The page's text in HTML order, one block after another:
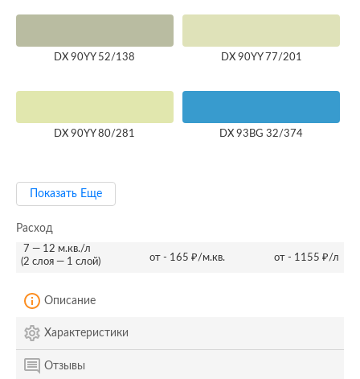
DX 90YY 52/138 DX 90YY 77/201
DX 90YY 80/281 DX 93BG 32/374
Показать Еще
Расход
7 — 12 м.кв./л
(2 слоя — 1 слой)
от - 165 ₽/м.кв. от - 1155 ₽/л
Описание
Характеристики
Отзывы